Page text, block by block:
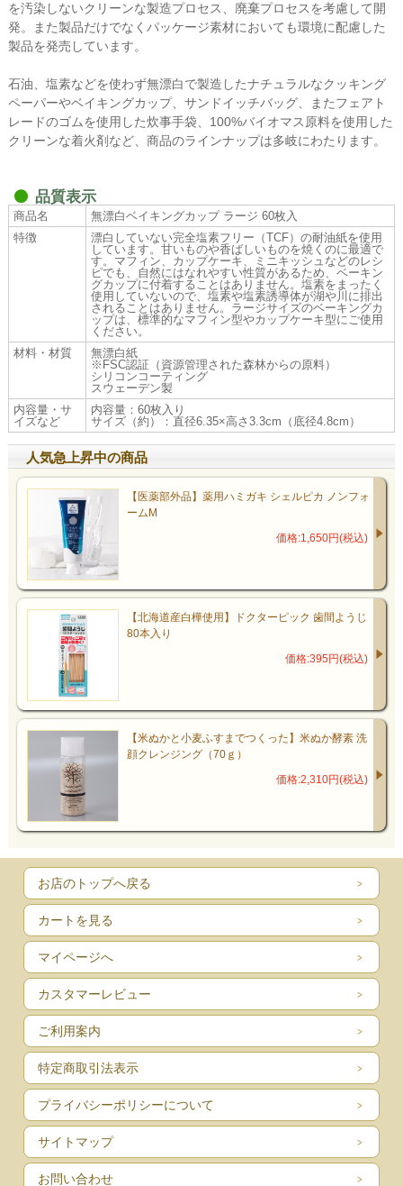
を汚染しないクリーンな製造プロセス、廃棄プロセスを考慮して開
発。また製品だけでなくパッケージ素材においても環境に配慮した
製品を発売しています。
石油、塩素などを使わず無漂白で製造したナチュラルなクッキング
ペーパーやベイキングカップ、サンドイッチバッグ、またフェアト
レードのゴムを使用した炊事手袋、100%バイオマス原料を使用した
クリーンな着火剤など、商品のラインナップは多岐にわたります。
品質表示
商品名
無漂白ベイキングカップ ラージ 60枚入
特徴
漂白していない完全塩素フリー（TCF）の耐油紙を使用
しています。甘いものや香ばしいものを焼くのに最適で
す。マフィン、カップケーキ、ミニキッシュなどのレシ
ピでも、自然にはなれやすい性質があるため、ベーキン
グカップに付着することはありません。塩素をまったく
使用していないので、塩素や塩素誘導体が湖や川に排出
されることはありません。ラージサイズのベーキングカ
ップは、標準的なマフィン型やカップケーキ型にご使用
ください。
材料・材質
無漂白紙
※FSC認証（資源管理された森林からの原料）
シリコンコーティング
スウェーデン製
内容量・サ
イズなど
内容量：60枚入り
サイズ（約）：直径6.35×高さ3.3cm（底径4.8cm）
人気急上昇中の商品
【医薬部外品】薬用ハミガキ シェルピカ ノンフォ
ームM
価格:1,650円(税込)
【北海道産白樺使用】ドクターピック 歯間ようじ
80本入り
価格:395円(税込)
【米ぬかと小麦ふすまでつくった】米ぬか酵素 洗
顔クレンジング（70ｇ）
価格:2,310円(税込)
お店のトップへ戻る
カートを見る
マイページへ
カスタマーレビュー
ご利用案内
特定商取引法表示
プライバシーポリシーについて
サイトマップ
お問い合わせ